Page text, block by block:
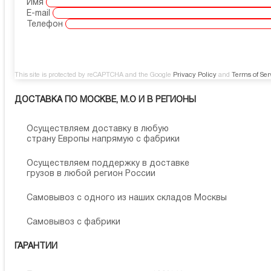
Имя
E-mail
Телефон
This site is protected by reCAPTCHA and the Google Privacy Policy and Terms of
ДОСТАВКА ПО МОСКВЕ, М.О И В РЕГИОНЫ
Осуществляем доставку в любую
страну Европы напрямую с фабрики
Осуществляем поддержку в доставке
грузов в любой регион России
Самовывоз с одного из наших складов Москвы
Самовывоз с фабрики
ГАРАНТИИ